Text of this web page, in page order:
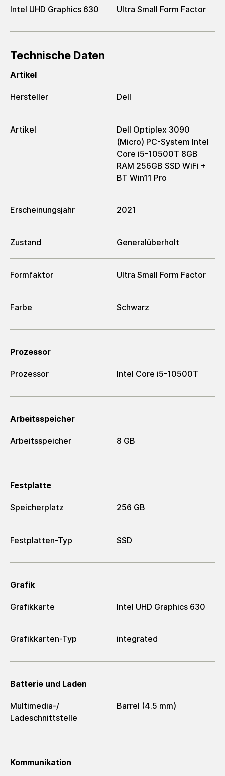
Intel UHD Graphics 630
Ultra Small Form Factor
Technische Daten
Artikel
Hersteller Dell
Artikel
Dell Optiplex 3090
(Micro) PC-System Intel
Core i5-10500T 8GB
RAM 256GB SSD WiFi +
BT Win11 Pro
Erscheinungsjahr 2021
Zustand Generalüberholt
Formfaktor Ultra Small Form Factor
Farbe Schwarz
Prozessor
Prozessor Intel Core i5-10500T
Arbeitsspeicher
Arbeitsspeicher 8 GB
Festplatte
Speicherplatz 256 GB
Festplatten-Typ SSD
Grafik
Grafikkarte Intel UHD Graphics 630
Grafikkarten-Typ integrated
Batterie und Laden
Multimedia-/​
Ladeschnittstelle
Barrel (4.5 mm)
Kommunikation